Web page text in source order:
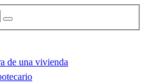
de una vivienda